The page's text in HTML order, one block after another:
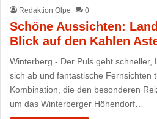
Redaktion Olpe 0
Schöne Aussichten:
Blick auf den Kahlen
Winterberg - Der Puls geht schneller,
sich ab und fantastische Fernsichten
Kombination, die den besonderen
um das Winterberger Höhendorf…